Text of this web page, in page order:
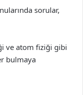
sorular,
ve atom fiziği gibi
bulmaya